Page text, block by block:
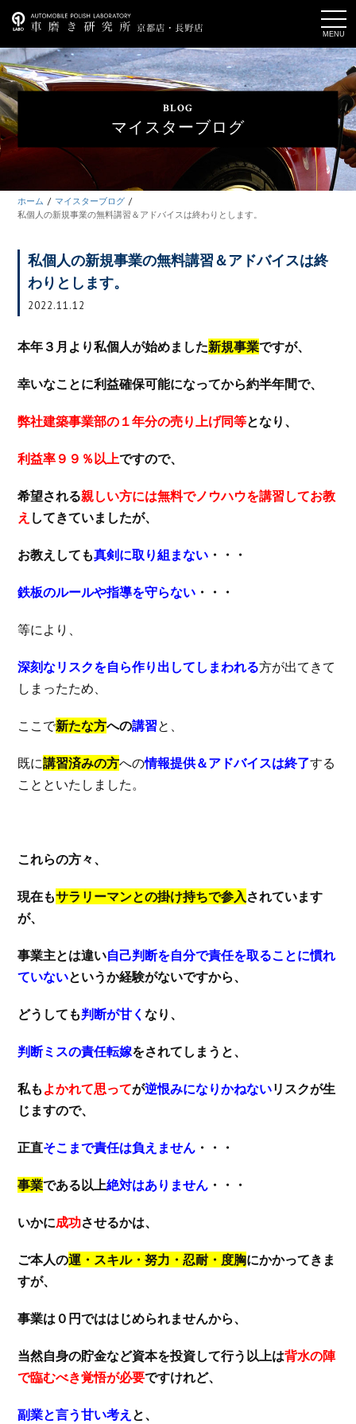
t
o
g
g
l
e
n
a
a
t
i
o
n
BLOG
マイスターブログ
ホーム
マイスターブログ
私個人の新規事業の無料講習＆アドバイスは終わりとします。
私個人の新規事業の無料講習＆アドバイスは終
わりとします。
2022.11.12
本年３月より私個人が始めました新規事業ですが、
幸いなことに利益確保可能になってから約半年間で、
弊社建築事業部の１年分の売り上げ同等となり、
利益率９９％以上ですので、
希望される親しい方には無料でノウハウを講習してお教
え してきていましたが、
お教えしても真剣に取り組まない ・・・
鉄板のルールや指導を守らない ・・・
等により、
深刻なリスクを自ら作り出してしまわれる方が出てきて
しまったため、
ここで新たな方への講習と、
既に講習済みの方への情報提供＆アドバイスは終了する
ことといたしました。
これらの方々、
現在もサラリーマンとの掛け持ちで参入されています
が、
事業主とは違い自己判断を自分で責任を取ることに慣れ
ていないというか経験がないですから、
どうしても判断が甘くなり、
判断ミスの責任転嫁をされてしまうと、
私も よかれて思ってが逆恨みになりかねないリスクが生
じますので、
正直そこまで責任は負えません ・・・
事業である以上絶対はありません ・・・
いかに成功させるかは、
ご本人の運・スキル・努力・忍耐・度胸にかかってきま
すが、
事業は０円でははじめられませんから、
当然自身の貯金など資本を投資して行う以上は背水の陣
で臨むべき覚悟が必要ですけれど、
副業と言う甘い考え と、